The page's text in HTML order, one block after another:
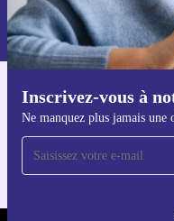
Inscrivez-vous à
Ne manquez plus jamais une
Retrouvez les informations
dans notre
politique de
Pour iOS